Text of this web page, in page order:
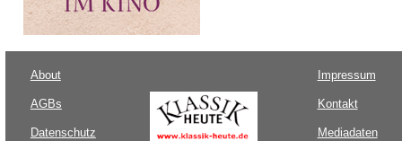
About
AGBs
Datenschutz
Impressum
Kontakt
Mediadaten